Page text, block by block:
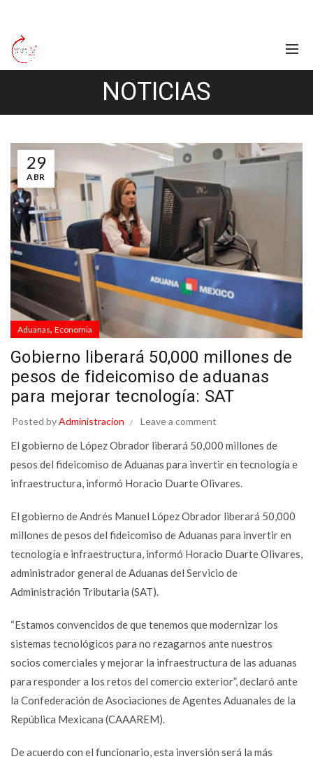
NOTICIAS
29
ABR
Aduanas, Economia
Gobierno liberará 50,000 millones de
pesos de fideicomiso de aduanas
para mejorar tecnología: SAT
Posted byAdministracion Leave a comment
El gobierno de López Obrador liberará 50,000 millones de
pesos del fideicomiso de Aduanas para invertir en tecnología e
infraestructura, informó Horacio Duarte Olivares.
El gobierno de Andrés Manuel López Obrador liberará 50,000
millones de pesos del fideicomiso de Aduanas para invertir en
tecnología e infraestructura, informó Horacio Duarte Olivares,
administrador general de Aduanas del Servicio de
Administración Tributaria (SAT).
“Estamos convencidos de que tenemos que modernizar los
sistemas tecnológicos para no rezagarnos ante nuestros
socios comerciales y mejorar la infraestructura de las aduanas
para responder a los retos del comercio exterior”, declaró ante
la Confederación de Asociaciones de Agentes Aduanales de la
República Mexicana (CAAAREM).
De acuerdo con el funcionario, esta inversión será la más